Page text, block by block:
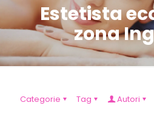
Estetista
zona
Categorie Tag Autori